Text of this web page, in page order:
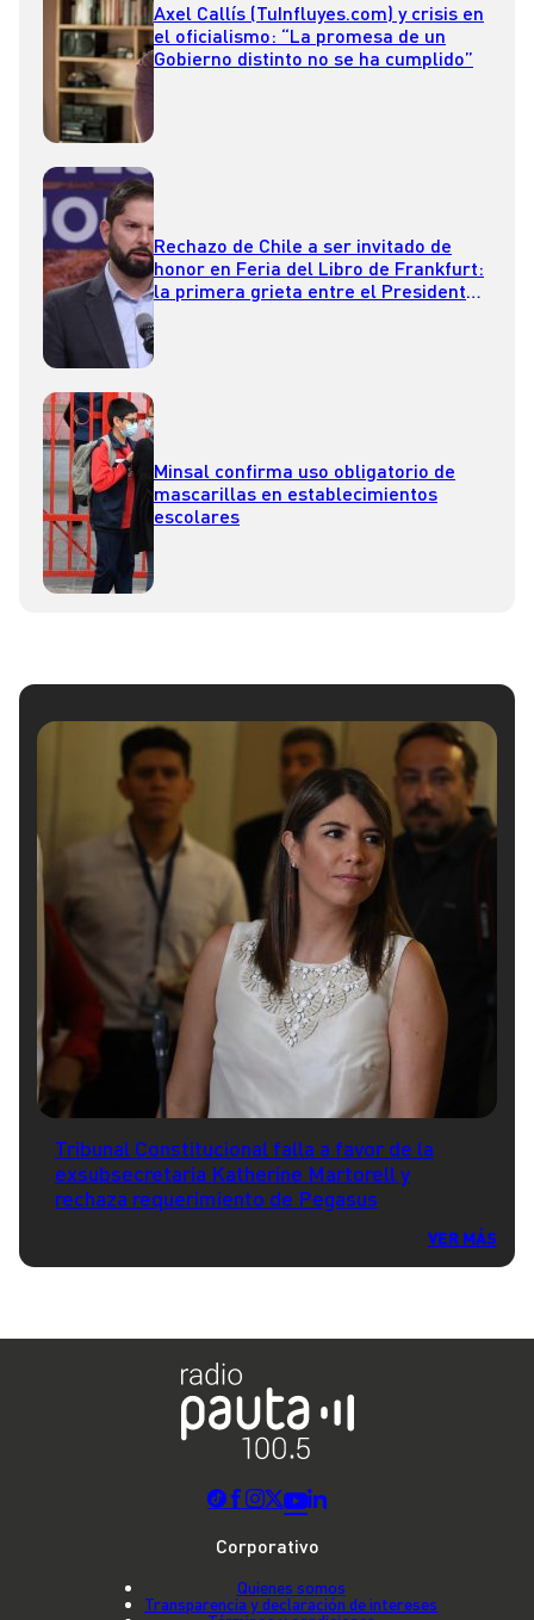
Axel Callís (TuInfluyes.com) y crisis en
el oficialismo: “La promesa de un
Gobierno distinto no se ha cumplido”
Rechazo de Chile a ser invitado de
honor en Feria del Libro de Frankfurt:
la primera grieta entre el Presidente
Minsal confirma uso obligatorio de
mascarillas en establecimientos
escolares
Tribunal Constitucional falla a favor de la
exsubsecretaria Katherine Martorell y
rechaza requerimiento de Pegasus
VER MÁS
Corporativo
Quienes somos
Transparencia y declaración de intereses